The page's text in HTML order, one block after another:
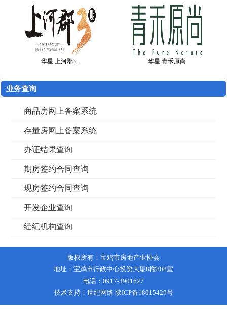
华星 上河郡3.. 华星 青禾原尚
业务查询
商品房网上备案系统
存量房网上备案系统
办证结果查询
期房签约合同查询
现房签约合同查询
开发企业查询
经纪机构查询
版权所有：宝鸡市房地产业协会
地址：宝鸡市行政中心投资大厦8楼808室
电话：0917-3901627
技术支持：世纪网络 陕ICP备18015429号